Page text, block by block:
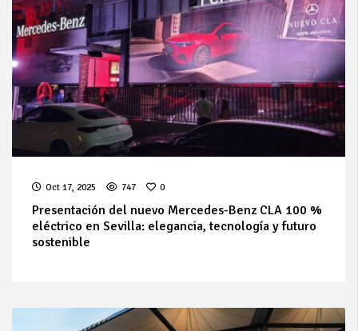
Oct 17, 2025 747 0
Presentación del nuevo Mercedes-Benz CLA 100 %
eléctrico en Sevilla: elegancia, tecnología y futuro
sostenible